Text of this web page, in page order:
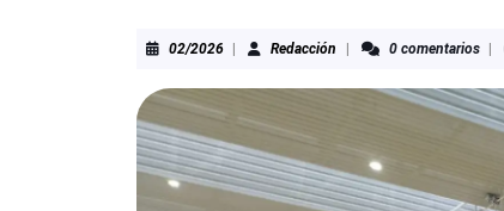
02/202602/2026Redacción Redacción0 comentarios